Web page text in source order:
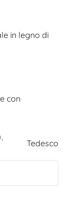
in legno di
con
Tedesco